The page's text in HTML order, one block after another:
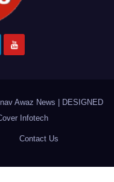
Awaz News
DESIGNED
Infotech
Contact Us